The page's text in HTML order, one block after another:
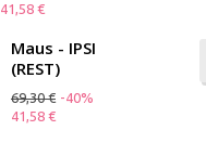
41,58 €
Maus - IPSI
(REST)
69,30 € -40%
41,58 €